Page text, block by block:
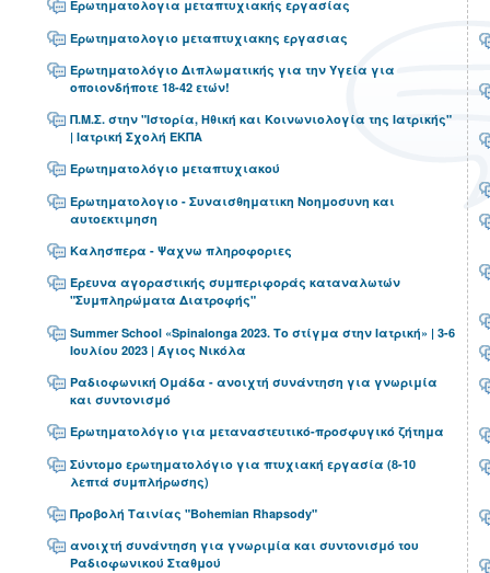
Ερωτηματολογια μεταπτυχιακής εργασίας
Ερωτηματολογιο μεταπτυχιακης εργασιας
Ερωτηματολόγιο Διπλωματικής για την Υγεία για
οποιονδήποτε 18-42 ετών!
Π.Μ.Σ. στην "Ιστορία, Ηθική και Κοινωνιολογία της Ιατρικής"
| Ιατρική Σχολή ΕΚΠΑ
Ερωτηματολόγιο μεταπτυχιακού
Ερωτηματολογιο - Συναισθηματικη Νοημοσυνη και
αυτοεκτιμηση
Καλησπερα - Ψαχνω πληροφοριες
Έρευνα αγοραστικής συμπεριφοράς καταναλωτών
"Συμπληρώματα Διατροφής"
Summer School «Spinalonga 2023. Το στίγμα στην Ιατρική» | 3-6
Ιουλίου 2023 | Άγιος Νικόλα
Ραδιοφωνική Ομάδα - ανοιχτή συνάντηση για γνωριμία
και συντονισμό
Ερωτηματολόγιο για μεταναστευτικό-προσφυγικό ζήτημα
Σύντομο ερωτηματολόγιο για πτυχιακή εργασία (8-10
λεπτά συμπλήρωσης)
Προβολή Ταινίας "Bohemian Rhapsody"
ανοιχτή συνάντηση για γνωριμία και συντονισμό του
Ραδιοφωνικού Σταθμού